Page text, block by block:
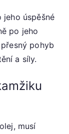
úspěšné
po jeho
pohyb
a síly.
musí